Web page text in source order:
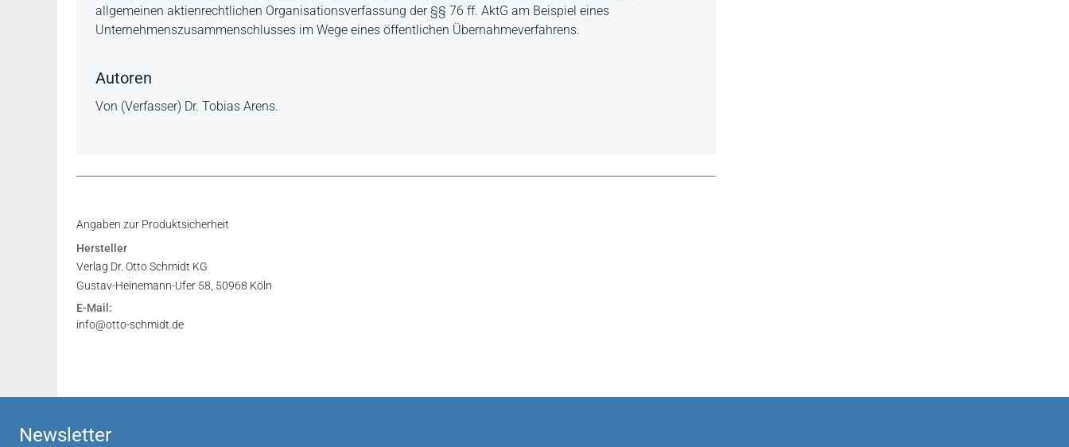
allgemeinen aktienrechtlichen Organisationsverfassung der §§ 76 ff. AktG am Beispiel eines
Unternehmenszusammenschlusses im Wege eines öffentlichen Übernahmeverfahrens.
Autoren
Von (Verfasser) Dr. Tobias Arens.
„Antizipiert lässt sich konstatieren, dass dem Verfasser in jedem Falle das Verdienst zukommt, ein Feld
untersucht zu haben, dessen zusammenführende Bearbeitung der Praxisanwender sehnlichst erwartet hat.“
Regierungsrat Dr. Michael Hippeli, LL.M., MBA (MDX), NZG 13/2015
Angaben zur Produktsicherheit
Hersteller
Verlag Dr. Otto Schmidt KG
Gustav-Heinemann-Ufer 58, 50968 Köln
E-Mail:
info@otto-schmidt.de
Newsletter